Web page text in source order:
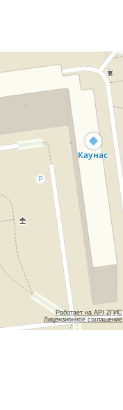
Работает на API 2ГИС
Лицензионное соглашение